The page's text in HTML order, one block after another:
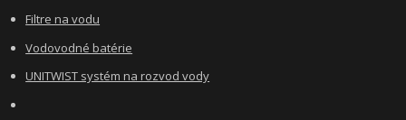
Filtre na vodu
Vodovodné batérie
UNITWIST systém na rozvod vody